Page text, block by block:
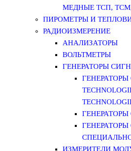
МЕДНЫЕ ТСП,
ПИРОМЕТРЫ И
РАДИОИЗМЕРЕНИЕ
АНАЛИЗАТОРЫ
ВОЛЬТМЕТРЫ
ГЕНЕРАТОРЫ
ГЕНЕРАТОРЫ
ИЗМЕРИТЕЛИ